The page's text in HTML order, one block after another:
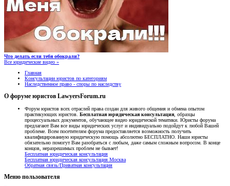
Что делать если тебя обокрали?
Все юридические видео »
Главная
Консультации юристов по категориям
Наследственное право - споры по наследству
О форуме юристов LawyersForum.ru
Форум юристов всех отраслей права создан для живого общения и обмена опытом
практикующих юристов. Бесплатная юридическая консультация , образцы
процессуальных документов, обучающее видео юридической тематики. Юристы форума
предлагают Вам все виды юридических услуг и индивидуально подойдут к любой Вашей
проблеме. Всем посетителям форума предоставляется возможность получить
квалифицированную юридическую помощь абсолютно БЕСПЛАТНО. Наши юристы
обязательно помогут Вам разобраться с любым, даже самым сложным вопросом. В конце
концов, неразрешимых проблем не бывает!
Бесплатная юридическая консультация
Бесплатная юридическая консультация Москва
Обратная связь/Приватная консультация
Меню пользователя